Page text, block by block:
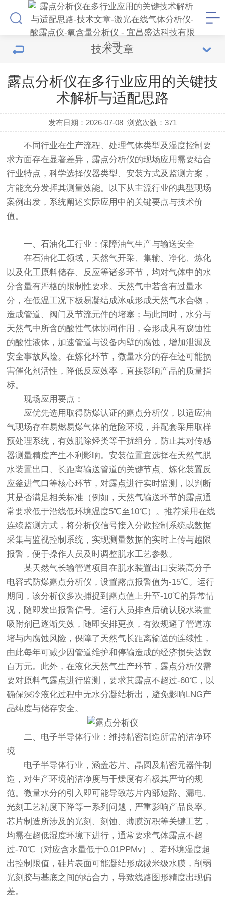
技术文章
露点分析仪在多行业应用的关键技
术解析与适配思路
发布日期：2026-07-08 浏览次数：371
不同行业在生产流程、处理气体类型及湿度控制要
求方面存在显著差异， 露点分析仪的现场应用需要结合
行业特点，科学选择仪器类型、安装方式及监测方案，
方能充分发挥其测量效能。以下从主流行业的典型现场
案例出发，系统阐述实际应用中的关键要点与技术价
值。
一、石油化工行业：保障油气生产与输送安全
在石油化工领域，天然气开采、集输、净化、炼化
以及化工原料储存、反应等诸多环节，均对气体中的水
分含量有严格的限制性要求。天然气中若含有过量水
分，在低温工况下极易凝结成冰或形成天然气水合物，
造成管道、阀门及节流元件的堵塞；与此同时，水分与
天然气中所含的酸性气体协同作用，会形成具有腐蚀性
的酸性液体，加速管道与设备内壁的腐蚀，增加泄漏及
安全事故风险。在炼化环节，微量水分的存在还可能损
害催化剂活性，降低反应效率，直接影响产品的质量指
标。
现场应用要点：
应优先选用取得防爆认证的露点分析仪，以适应油
气现场存在易燃易爆气体的危险环境，并配套采用取样
预处理系统，有效脱除烃类等干扰组分，防止其对传感
器测量精度产生不利影响。安装位置宜选择在天然气脱
水装置出口、长距离输送管道的关键节点、炼化装置反
应釜进气口等核心环节，对露点进行实时监测，以判断
其是否满足相关标准（例如，天然气输送环节的露点通
常要求低于沿线低环境温度5℃至10℃）。推荐采用在线
连续监测方式，将分析仪信号接入分散控制系统或数据
采集与监视控制系统，实现测量数据的实时上传与越限
报警，便于操作人员及时调整脱水工艺参数。
某天然气长输管道项目在脱水装置出口安装高分子
电容式防爆露点分析仪，设置露点报警值为-15℃。运行
期间，该分析仪多次捕捉到露点值上升至-10℃的异常情
况，随即发出报警信号。运行人员排查后确认脱水装置
吸附剂已逐渐失效，随即安排更换，有效规避了管道冻
堵与内腐蚀风险，保障了天然气长距离输送的连续性，
由此每年可减少因管道维护和停输造成的经济损失达数
百万元。此外，在液化天然气生产环节，露点分析仪需
要对原料气露点进行监测，要求其露点不超过-60℃，以
确保深冷液化过程中无水分凝结析出，避免影响LNG产
品纯度与储存安全。
二、电子半导体行业：维持精密制造所需的洁净环
境
电子半导体行业，涵盖芯片、晶圆及精密元器件制
造，对生产环境的洁净度与干燥度有着极其严苛的规
范。微量水分的引入即可能导致芯片内部短路、漏电、
光刻工艺精度下降等一系列问题，严重影响产品良率。
芯片制造所涉及的光刻、刻蚀、薄膜沉积等关键工艺，
均需在超低湿度环境下进行，通常要求气体露点不超
过-70℃（对应含水量低于0.01PPMv）。若环境湿度超
出控制限值，硅片表面可能凝结形成微米级水膜，削弱
光刻胶与基底之间的结合力，导致线路图形精度出现偏
差。